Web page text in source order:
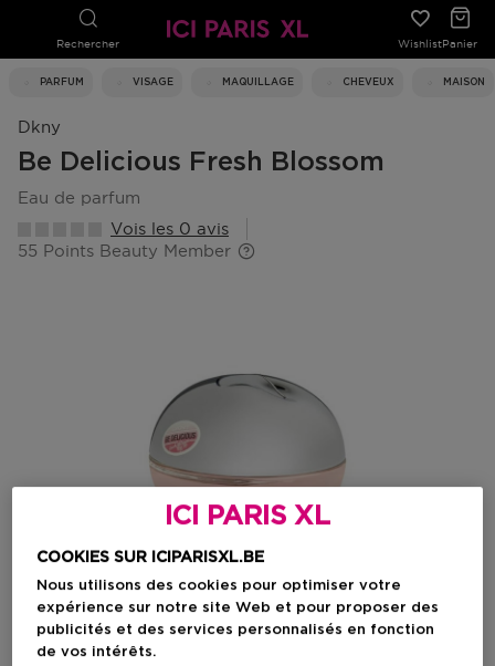
Rechercher WishlistPanier
PARFUM VISAGE MAQUILLAGE CHEVEUX MAISON
Dkny
Be Delicious Fresh Blossom
eau de parfum
Vois les 0 avis
55 Points Beauty Member
ICI PARIS XL
COOKIES SUR ICIPARISXL.BE
Nous utilisons des cookies pour optimiser votre
expérience sur notre site Web et pour proposer des
publicités et des services personnalisés en fonction
de vos intérêts.